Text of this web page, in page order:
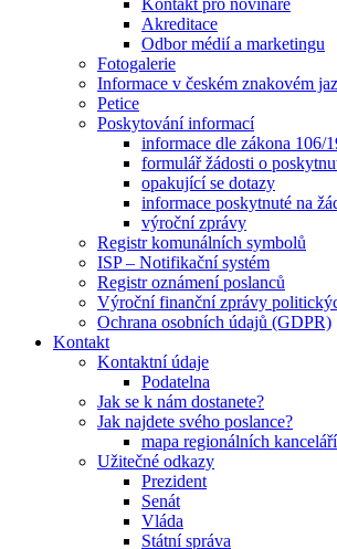
Akreditace
Odbor médií a marketingu
Fotogalerie
Informace v českém znakovém
Petice
Poskytování informací
informace dle zákona 106/
formulář žádosti o
opakující se dotazy
informace poskytnuté na
výroční zprávy
Registr komunálních symbolů
ISP – Notifikační systém
Registr oznámení poslanců
Výroční finanční zprávy
Ochrana osobních údajů (GDPR)
Kontakt
Kontaktní údaje
Podatelna
Jak se k nám dostanete?
Jak najdete svého poslance?
mapa regionálních kanceláří
Užitečné odkazy
Prezident
Senát
Vláda
Státní správa